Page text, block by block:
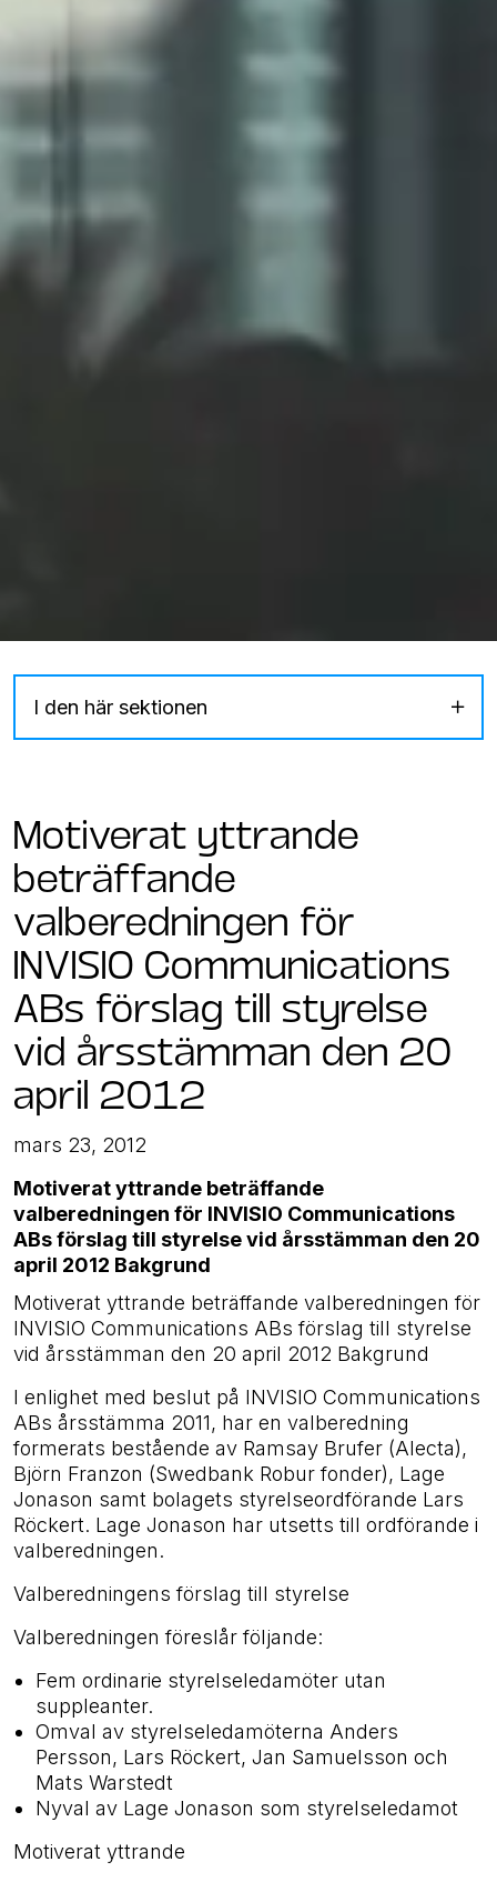
I den här sektionen
Motiverat yttrande
beträffande
valberedningen för
INVISIO Communications
ABs förslag till styrelse
vid årsstämman den 20
april 2012
mars 23, 2012
Motiverat yttrande beträffande
valberedningen för INVISIO Communications
ABs förslag till styrelse vid årsstämman den 20
april 2012 Bakgrund
Motiverat yttrande beträffande valberedningen för
INVISIO Communications ABs förslag till styrelse
vid årsstämman den 20 april 2012 Bakgrund
I enlighet med beslut på INVISIO Communications
ABs årsstämma 2011, har en valberedning
formerats bestående av Ramsay Brufer (Alecta),
Björn Franzon (Swedbank Robur fonder), Lage
Jonason samt bolagets styrelseordförande Lars
Röckert. Lage Jonason har utsetts till ordförande i
valberedningen.
Valberedningens förslag till styrelse
Valberedningen föreslår följande:
Fem ordinarie styrelseledamöter utan
suppleanter.
Omval av styrelseledamöterna Anders
Persson, Lars Röckert, Jan Samuelsson och
Mats Warstedt
Nyval av Lage Jonason som styrelseledamot
Motiverat yttrande